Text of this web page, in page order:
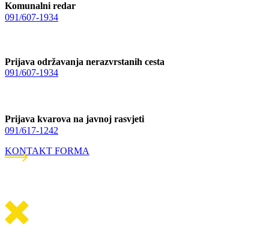
Komunalni redar
091/607-1934
Prijava održavanja nerazvrstanih cesta
091/607-1934
Prijava kvarova na javnoj rasvjeti
091/617-1242
KONTAKT FORMA